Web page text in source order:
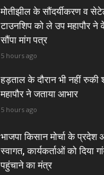
मोतीझील के सौंदर्यीकरण व
टाउनशिप को ले उप महापौर ने
सौंपा मांग पत्र
5 hours ago
हड़ताल के दौरान भी नहीं
महापौर ने जताया आभार
5 hours ago
भाजपा किसान मोर्चा के प्रदेश
स्वागत, कार्यकर्ताओं को दिया
पहुंचाने का मंत्र